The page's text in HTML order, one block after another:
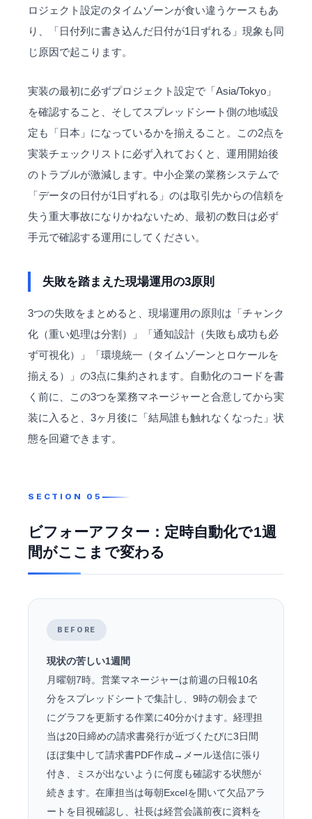
ロジェクト設定のタイムゾーンが食い違うケースもあ
り、「日付列に書き込んだ日付が1日ずれる」現象も同
じ原因で起こります。
実装の最初に必ずプロジェクト設定で「Asia/Tokyo」
を確認すること、そしてスプレッドシート側の地域設
定も「日本」になっているかを揃えること。この2点を
実装チェックリストに必ず入れておくと、運用開始後
のトラブルが激減します。中小企業の業務システムで
「データの日付が1日ずれる」のは取引先からの信頼を
失う重大事故になりかねないため、最初の数日は必ず
手元で確認する運用にしてください。
失敗を踏まえた現場運用の3原則
3つの失敗をまとめると、現場運用の原則は「チャンク
化（重い処理は分割）」「通知設計（失敗も成功も必
ず可視化）」「環境統一（タイムゾーンとロケールを
揃える）」の3点に集約されます。自動化のコードを書
く前に、この3つを業務マネージャーと合意してから実
装に入ると、3ヶ月後に「結局誰も触れなくなった」状
態を回避できます。
ビフォーアフター：定時自動化で1週
間がここまで変わる
BEFORE
現状の苦しい1週間
月曜朝7時。営業マネージャーは前週の日報10名
分をスプレッドシートで集計し、9時の朝会まで
にグラフを更新する作業に40分かけます。経理担
当は20日締めの請求書発行が近づくたびに3日間
ほぼ集中して請求書PDF作成→メール送信に張り
付き、ミスが出ないように何度も確認する状態が
続きます。在庫担当は毎朝Excelを開いて欠品アラ
ートを目視確認し、社長は経営会議前夜に資料を